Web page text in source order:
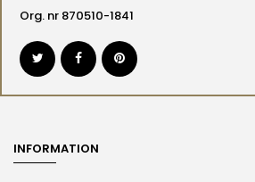
Org. nr 870510-1841
INFORMATION